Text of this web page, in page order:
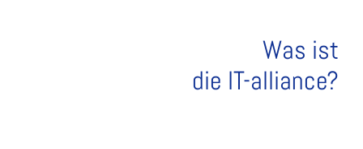
Was ist
die IT-alliance?